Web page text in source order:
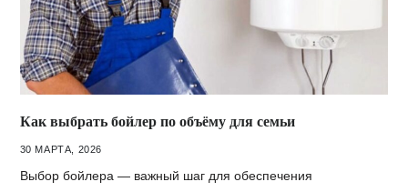
Как выбрать бойлер по объёму для семьи
30 МАРТА, 2026
Выбор бойлера — важный шаг для обеспечения